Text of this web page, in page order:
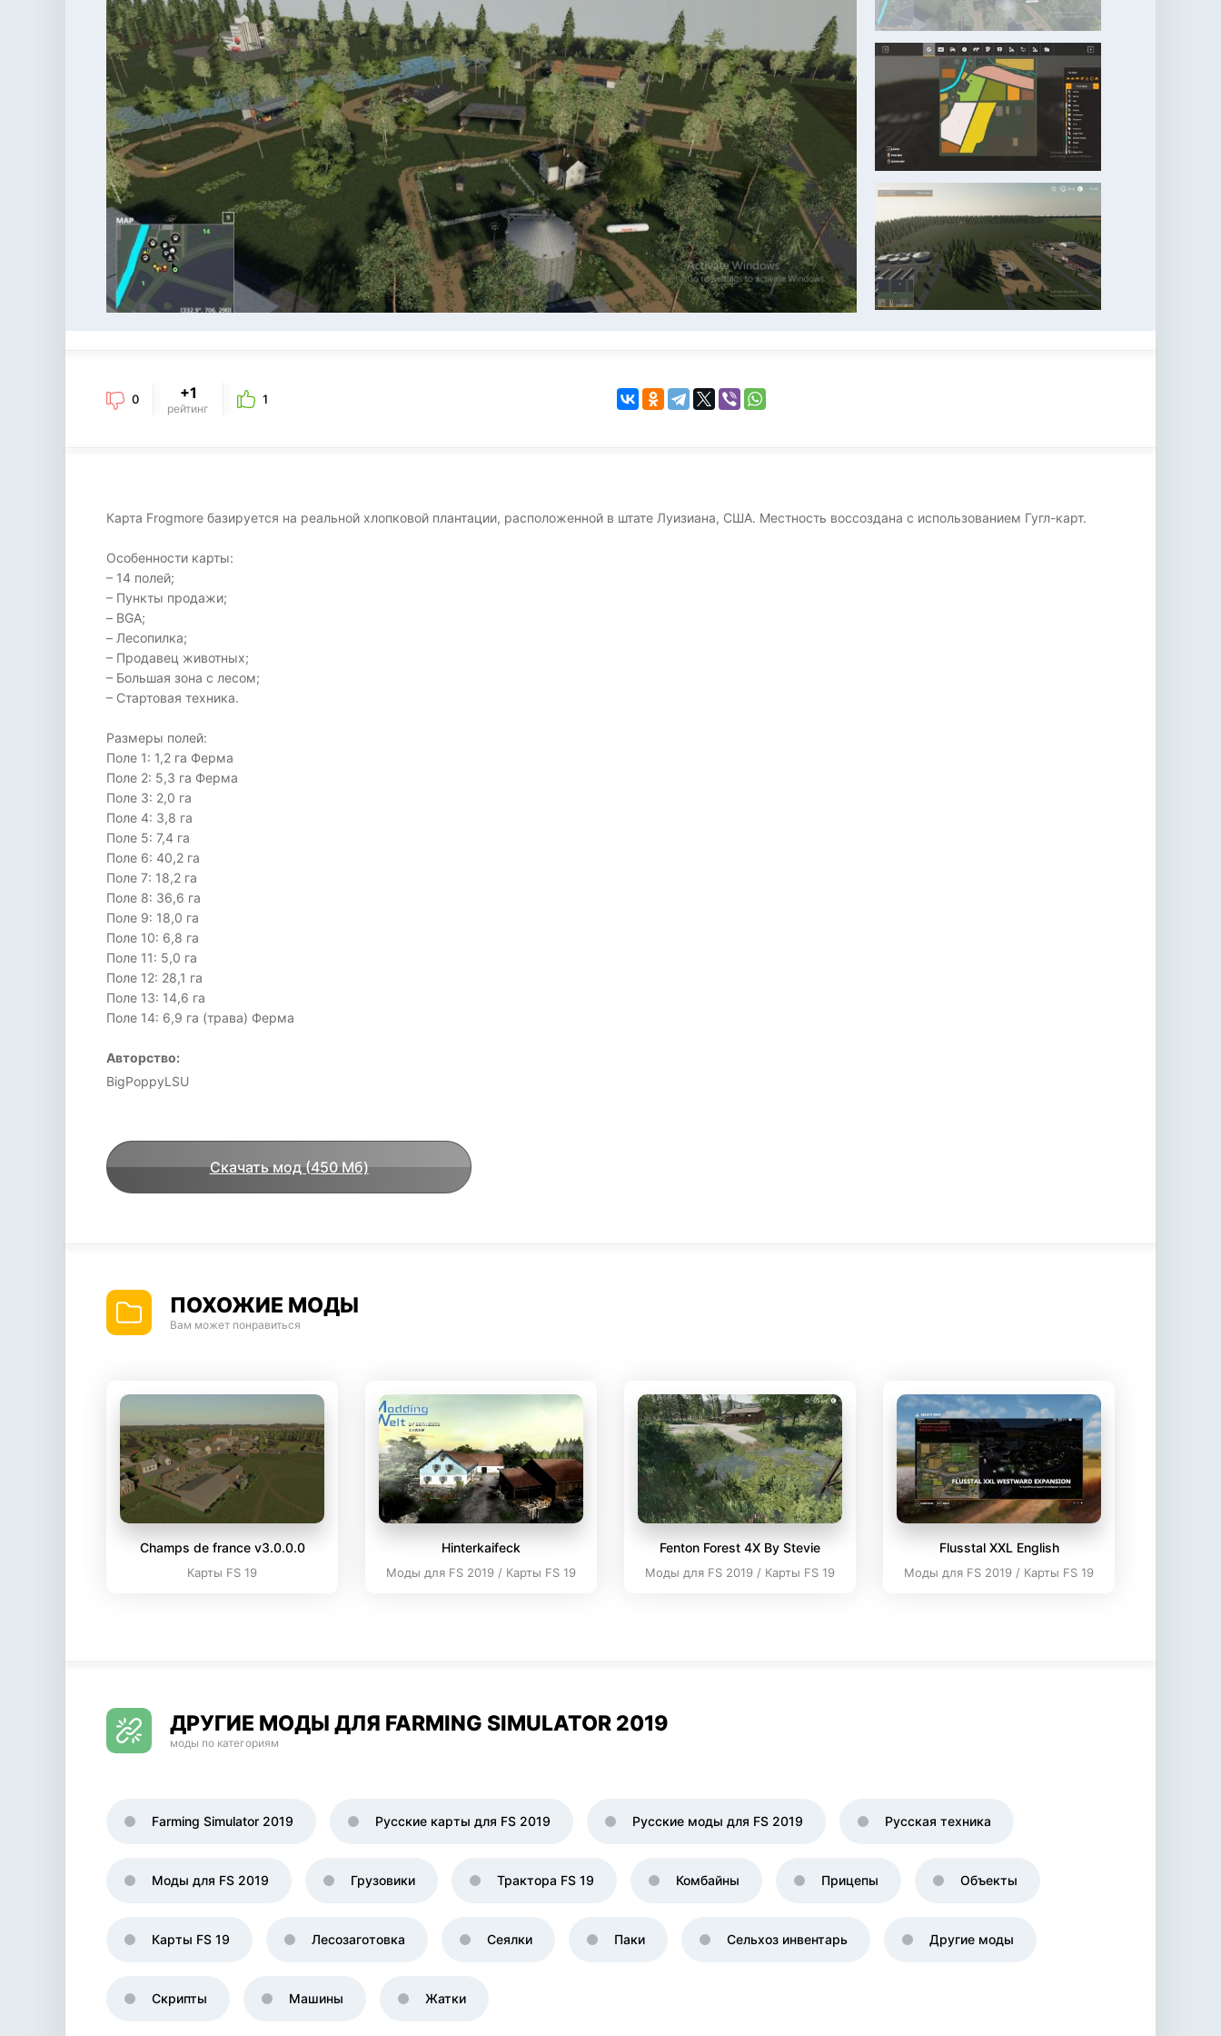
KINGDOM COME:
DELIVERANCE
бродилка
0 +1
рейтинг
1
Карта Frogmore базируется на реальной хлопковой плантации, расположенной в штате Луизиана, США. Местность воссоздана с использованием Гугл-карт.
Особенности карты:
– 14 полей;
– Пункты продажи;
– BGA;
– Лесопилка;
– Продавец животных;
– Большая зона с лесом;
– Стартовая техника.
Размеры полей:
Поле 1: 1,2 га Ферма
Поле 2: 5,3 га Ферма
Поле 3: 2,0 га
Поле 4: 3,8 га
Поле 5: 7,4 га
Поле 6: 40,2 га
Поле 7: 18,2 га
Поле 8: 36,6 га
Поле 9: 18,0 га
Поле 10: 6,8 га
Поле 11: 5,0 га
Поле 12: 28,1 га
Поле 13: 14,6 га
Поле 14: 6,9 га (трава) Ферма
Авторство:
BigPoppyLSU
Скачать мод (450 Мб)
ПОХОЖИЕ МОДЫ
Вам может понравиться
Champs de france v3.0.0.0
Карты FS 19
Hinterkaifeck
Моды для FS 2019 / Карты FS 19
Fenton Forest 4X By Stevie
Моды для FS 2019 / Карты FS 19
Flusstal XXL English
Моды для FS 2019 / Карты FS 19
ДРУГИЕ МОДЫ ДЛЯ FARMING SIMULATOR 2019
моды по категориям
Farming Simulator 2019 Русские карты для FS 2019 Русские моды для FS 2019 Русская техника
Моды для FS 2019 Грузовики Трактора FS 19 Комбайны Прицепы Объекты
Карты FS 19 Лесозаготовка Сеялки Паки Сельхоз инвентарь Другие моды
Скрипты Машины Жатки